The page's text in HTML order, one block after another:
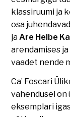
klassiruumi ja
osa
jaAre Helbe
arendamises
vaadet nende
Ca’ Foscari
vahendusel on
eksemplari